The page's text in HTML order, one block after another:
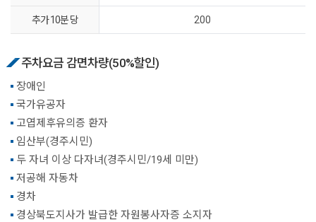
추가 10분 당 200
주차요금 감면차량(50%할인)
장애인
국가유공자
고엽제후유의증 환자
임산부(경주시민)
두 자녀 이상 다자녀(경주시민/19세 미만)
저공해 자동차
경차
경상북도지사가 발급한 자원봉사자증 소지자